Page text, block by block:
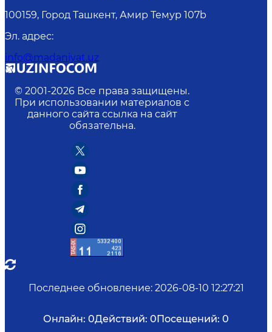
100159, Город Ташкент, Амир Темур 107b
Эл. адрес:
info@madaniyat.uz
© 2001-2026 Все права защищены.
При использовании материалов с
данного сайта ссылка на сайт
обязательна.
Последнее обновление: 2026-08-10 12:27:21
Онлайн: 0Действий: 0Посещений: 0